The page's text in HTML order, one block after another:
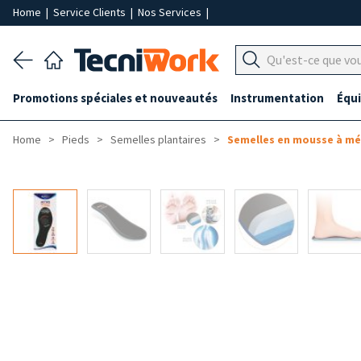
Home | Service Clients | Nos Services |
Promotions spéciales et nouveautés Instrumentation
Home Pieds Semelles plantaires Semelles en mousse à